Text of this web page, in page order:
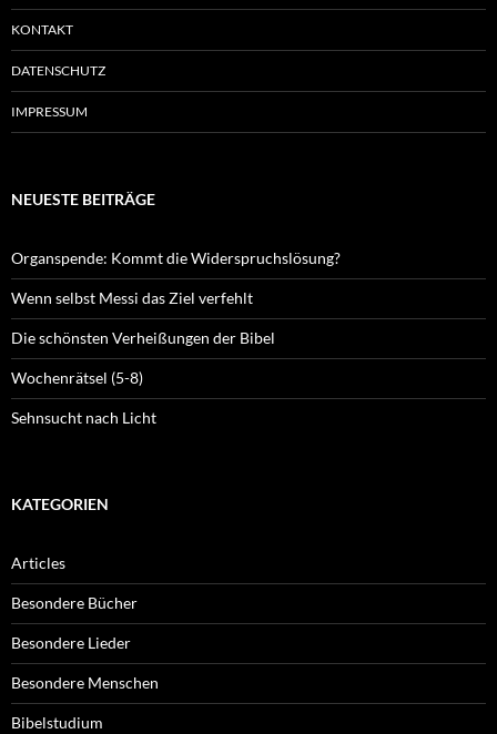
KONTAKT
DATENSCHUTZ
IMPRESSUM
NEUESTE BEITRÄGE
Organspende: Kommt die Widerspruchslösung?
Wenn selbst Messi das Ziel verfehlt
Die schönsten Verheißungen der Bibel
Wochenrätsel (5-8)
Sehnsucht nach Licht
KATEGORIEN
Articles
Besondere Bücher
Besondere Lieder
Besondere Menschen
Bibelstudium